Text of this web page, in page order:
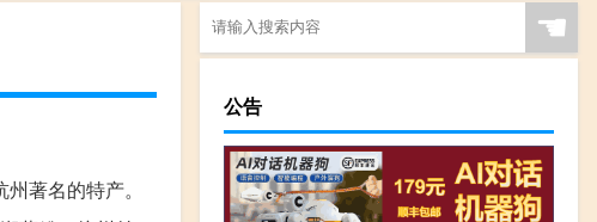
著名的特产。
☚
公告